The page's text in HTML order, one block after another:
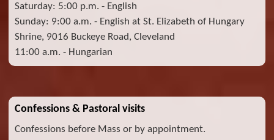
Saturday: 5:00 p.m. - English
Sunday: 9:00 a.m. - English at St. Elizabeth of Hungary
Shrine, 9016 Buckeye Road, Cleveland
11:00 a.m. - Hungarian
Confessions & Pastoral visits
Confessions before Mass or by appointment.